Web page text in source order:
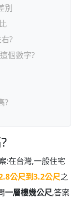
別
?
個數字?
?
:在台灣,一般住宅
公尺到3.2公尺之
一層樓幾公尺,答案